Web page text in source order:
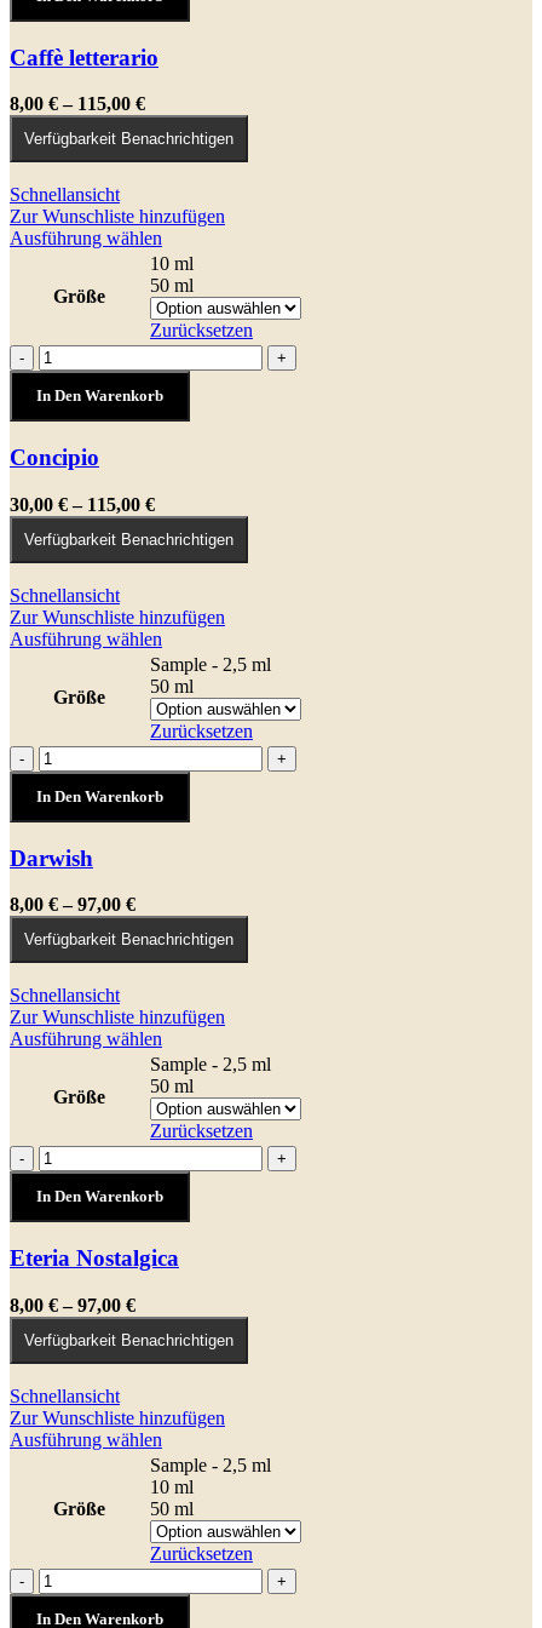
Caffè letterario
8,00 € – 115,00 €Preisspanne:
bis
115,00 €
Verfügbarkeit Benachrichtigen
Schnellansicht
Zur Wunschliste hinzufügen
Ausführung wählen
Produkt
weist
mehrere
Varianten
auf.
Die
Optionen
werden
Größe
10 ml
50 ml
Zurücksetzen
-
Concipio
Menge
+
In Den Warenkorb
Concipio
30,00 € – 115,00 €Preisspanne:
30,00 €
bis
115,00 €
Verfügbarkeit Benachrichtigen
Schnellansicht
Zur Wunschliste hinzufügen
Ausführung wählen
Produkt
weist
mehrere
Varianten
auf.
Die
Optionen
werden
Größe
Sample - 2,5 ml
50 ml
Zurücksetzen
-
Darwish
Menge
+
In Den Warenkorb
Darwish
8,00 € –97,00 €Preisspanne:
8,00 €
bis
97,00 €
Verfügbarkeit Benachrichtigen
Schnellansicht
Zur Wunschliste hinzufügen
Ausführung wählen
Produkt
weist
mehrere
Varianten
auf.
Die
Optionen
der
werden
Größe
Sample - 2,5 ml
50 ml
Zurücksetzen
-
Eteria
Nostalgica
Menge
+
In Den Warenkorb
Eteria Nostalgica
8,00 € –97,00 €Preisspanne:
8,00 €
bis
97,00 €
Verfügbarkeit Benachrichtigen
Schnellansicht
Zur Wunschliste hinzufügen
Ausführung wählen
Produkt
weist
mehrere
Varianten
auf.
Die
Optionen
können
Größe
Sample - 2,5 ml
10 ml
50 ml
Zurücksetzen
-
Genesis
Menge
+
In Den Warenkorb